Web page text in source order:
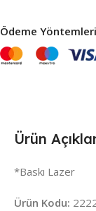
Ödeme
Ürün
*Baskı Lazer
Ürün Kodu: